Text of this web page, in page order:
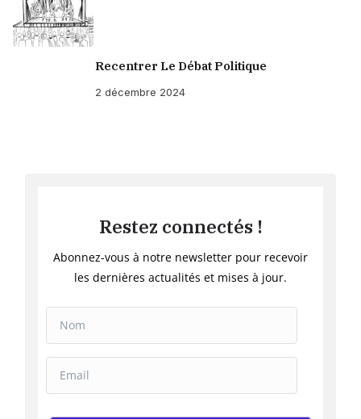
Recentrer Le Débat Politique
2 décembre 2024
Restez connectés !
Abonnez-vous à notre newsletter pour recevoir
les dernières actualités et mises à jour.